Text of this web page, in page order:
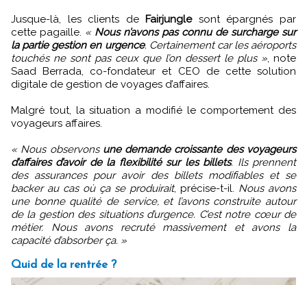
Jusque-là, les clients de Fairjunglesont épargnés par
cette pagaille. «Nous n’avons pas connu de surcharge sur
la partie gestion en urgence. Certainement car les aéroports
touchés ne sont pas ceux que l’on dessert le plus », note
Saad Berrada, co-fondateur et CEO de cette solution
digitale de gestion de voyages d’affaires.
Malgré tout, la situation a modifié le comportement des
voyageurs affaires.
« Nous observons une demande croissante des voyageurs
d’affaires d’avoir de la flexibilité sur les billets. Ils prennent
des assurances pour avoir des billets modifiables et se
backer au cas où ça se produirait, précise-t-il. Nous avons
une bonne qualité de service, et l’avons construite autour
de la gestion des situations d’urgence. C’est notre cœur de
métier. Nous avons recruté massivement et avons la
capacité d’absorber ça. »
Quid de la rentrée ?